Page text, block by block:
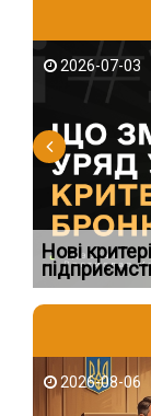
2026-07-03
Нові
2026-08-06